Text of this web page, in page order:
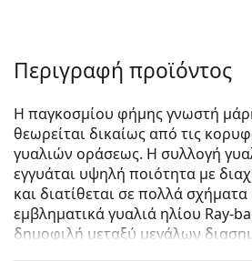
Περιγραφή προϊόντος
Η παγκοσμίου φήμης γνωστή
θεωρείται δικαίως από τις
γυαλιών οράσεως. Η συλλογή
εγγυάται υψηλή ποιότητα με
και διατίθεται σε πολλά
εμβληματικά γυαλιά ηλίου Ray-
δημοφιλή μεταξύ μεγάλων